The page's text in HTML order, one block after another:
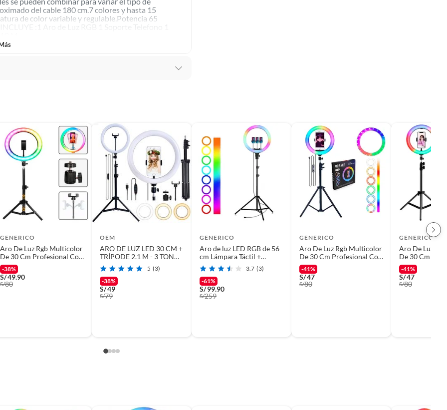
asientos de inodoro con empaque abierto).
y otros productos para asfalto.
sin uso y deberá contar con todos sus accesorios,
(sin rayas, piquetes, abolladuras, manchas,
del cable 180 cm.7 colores y hasta 15
de color variable y regulable.Potencia 65
:
1 Aro de Luz RGB
1 Soporte Telefono 1
por falla de fabrica
anillo 30
nuevo
GENERICO
Aro De Luz Rgb Multicolor
De 30 Cm Profesional Con
Tripode 2.10 m
-38%
S/49.90
S/80
OEM
ARO DE LUZ LED 30 CM +
TRÍPODE 2.1 M - 3 TONOS
DE LUZ
5 (3)
-38%
S/49
S/79
GENERICO
Aro de luz LED RGB de 56
cm Lámpara Táctil +
Trípode + Control Remoto
3.7 (3)
-61%
S/99.90
S/259
GENERICO
Aro De Luz Rgb Multicolor
De 30 Cm Profesional Con
Tripode 2.10 m
-41%
S/47
S/80
GENERICO
Aro De Luz
De 30 Cm
Tripode 2.10 m
-41%
S/47
S/80